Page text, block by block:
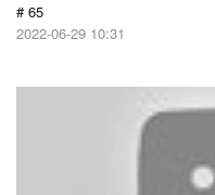
# 65
2022-06-29 10:31